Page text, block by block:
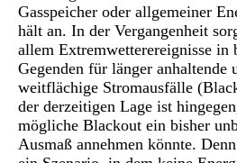
Gasspeicher oder allgemeiner
hält an. In der Vergangenheit
allem Extremwetterereignisse in
Gegenden für länger anhaltende
weitflächige Stromausfälle
der derzeitigen Lage ist
mögliche Blackout ein bisher
Ausmaß annehmen könnte.